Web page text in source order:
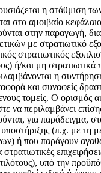
η στάθμιση
στο αμοιβαίο
στην παραγωγή,
με στρατιωτικό
στρατιωτικός
ή/και μη
η
και συναφείς
τομείς. Ο ορισμός
να περιλαμβάνει
για παράδειγμα,
υποστήριξης (π.χ. με τη
ή που παράγουν
στρατιωτικές
υπό την